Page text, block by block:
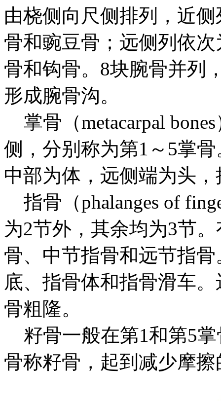
由桡侧向尺侧排列，近
骨和豌豆骨；远侧列依
骨和钩骨。8块腕骨并列
形成腕骨沟。
掌骨（metacarpal
侧，分别称为第1～5掌
中部为体，远侧端为头
指骨（phalanges of
为2节外，其余均为3节
骨、中节指骨和远节指
底、指骨体和指骨滑车
骨粗隆。
籽骨一般在第1和第5
骨称籽骨，起到减少摩